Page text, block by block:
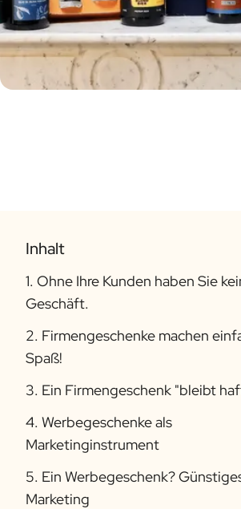
Inhalt
1. Ohne Ihre Kunden haben Sie
Geschäft.
2. Firmengeschenke machen
Spaß!
3. Ein Firmengeschenk "bleibt
4. Werbegeschenke als
Marketinginstrument
5. Ein Werbegeschenk?
Marketing